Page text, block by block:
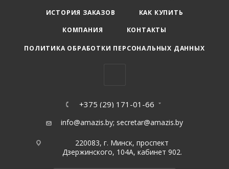
ИСТОРИЯ ЗАКАЗОВ
КАК КУПИТЬ
КОМПАНИЯ
КОНТАКТЫ
ПОЛИТИКА ОБРАБОТКИ ПЕРСОНАЛЬНЫХ ДАННЫХ
+375 (29) 171-01-66
info@amazis.by; secretar@amazis.by
220083, г. Минск, проспект
Дзержинского, 104А, кабинет 902.